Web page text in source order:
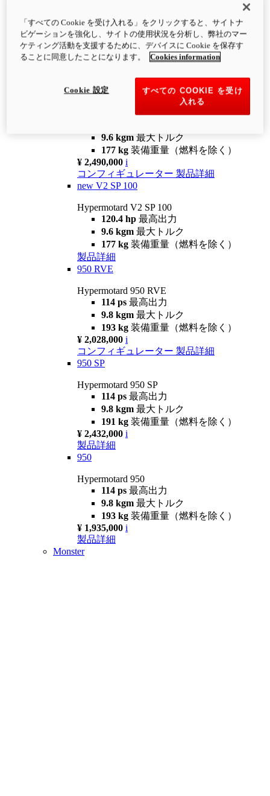
Hypermotard V2
120.4 hp最高出力
9.6 kgm最大トルク
180 kg装備重量（燃料を除く）
コンフィギュレーター 製品詳細
newV2 SP
Hypermotard V2 SP
9.6 kgm 最大トルク
177 kg 装備重量（燃料を除く）
¥ 2,490,000 i
コンフィギュレーター 製品詳細
new V2 SP 100
Hypermotard V2 SP 100
120.4 hp 最高出力
9.6 kgm 最大トルク
177 kg 装備重量（燃料を除く）
製品詳細
950 RVE
Hypermotard 950 RVE
114 ps 最高出力
9.8 kgm 最大トルク
193 kg 装備重量（燃料を除く）
¥ 2,028,000 i
コンフィギュレーター 製品詳細
950 SP
Hypermotard 950 SP
114 ps 最高出力
9.8 kgm 最大トルク
191 kg 装備重量（燃料を除く）
¥ 2,432,000 i
製品詳細
950
Hypermotard 950
114 ps 最高出力
9.8 kgm 最大トルク
193 kg 装備重量（燃料を除く）
¥ 1,935,000 i
製品詳細
Monster
「すべての Cookie を受け入れる」をクリックすると、サイトナ
ビゲーションを強化し、サイトの使用状況を分析し、弊社のマー
ケティング活動を支援するために、デバイスに Cookie を保存す
ることに同意したことになります。
Cookies information
すべての COOKIE を受け
入れる
Cookie 設定